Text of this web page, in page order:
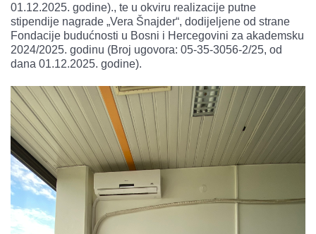
01.12.2025. godine)., te u okviru realizacije putne
stipendije nagrade „Vera Šnajder“, dodijeljene od strane
Fondacije budućnosti u Bosni i Hercegovini za akademsku
2024/2025. godinu (Broj ugovora: 05-35-3056-2/25, od
dana 01.12.2025. godine).